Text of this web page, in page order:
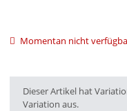
Momentan nicht
x
Dieser Artikel hat
Variation aus.